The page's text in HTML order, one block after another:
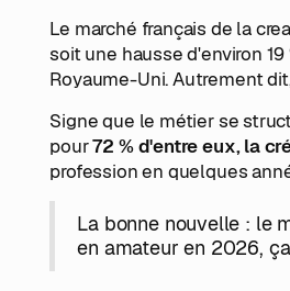
Le marché français de la
soit une hausse d'environ
Royaume-Uni. Autrement
Signe que le métier se
pour72 % d'entre eux, la
profession en quelques
La bonne nouvelle : le
en amateur en 2026,